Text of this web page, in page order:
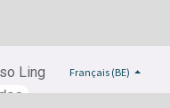
Ling Français (BE)